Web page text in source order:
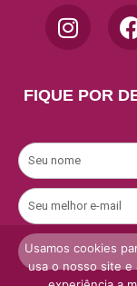
I
n
t
a
r
a
m
FIQUE POR
Nome
E-
mail
Usamos cookies
usa o nosso site e